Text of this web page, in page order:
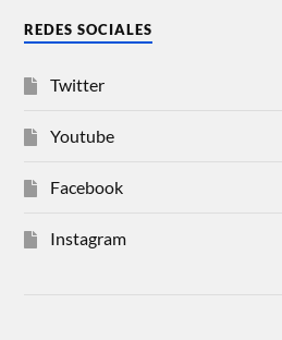
REDES SOCIALES
Twitter
Youtube
Facebook
Instagram